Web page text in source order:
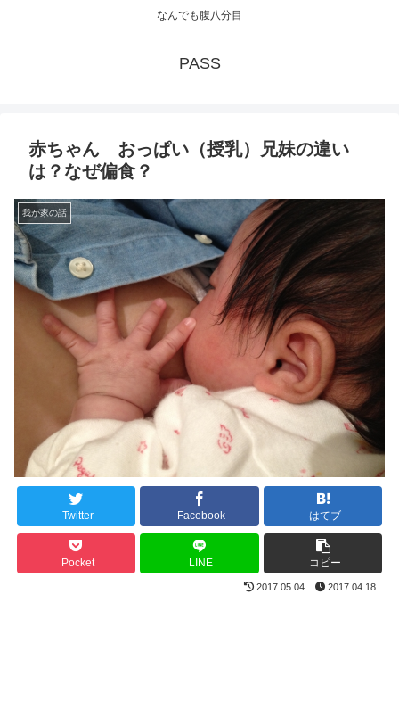
なんでも腹八分目
PASS
赤ちゃん おっぱい（授乳）兄妹の違い
は？なぜ偏食？
我が家の話
Twitter Facebook はてブ
Pocket LINE コピー
2017.05.04 2017.04.18